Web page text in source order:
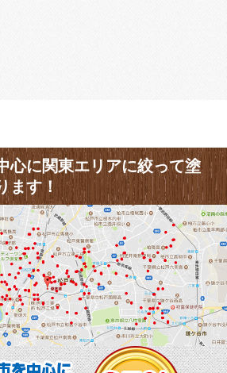
心に関東エリアに絞って塗
ます！